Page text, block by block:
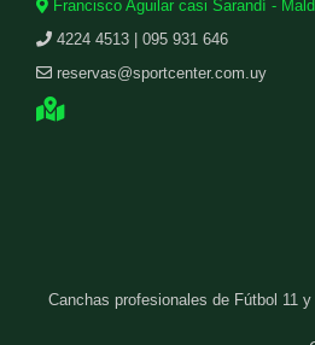
Francisco Aguilar casi Sarandí -
4224 4513 | 095 931 646
reservas@sportcenter.com.uy
Canchas profesionales de Fútbol 11